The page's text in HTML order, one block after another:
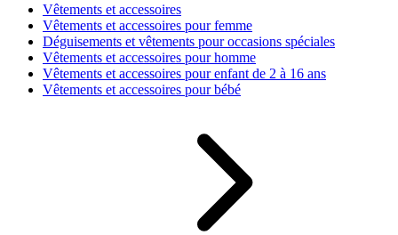
Vêtements et accessoires
Vêtements et accessoires pour femme
Déguisements et vêtements pour occasions spéciales
Vêtements et accessoires pour homme
Vêtements et accessoires pour enfant de 2 à 16 ans
Vêtements et accessoires pour bébé